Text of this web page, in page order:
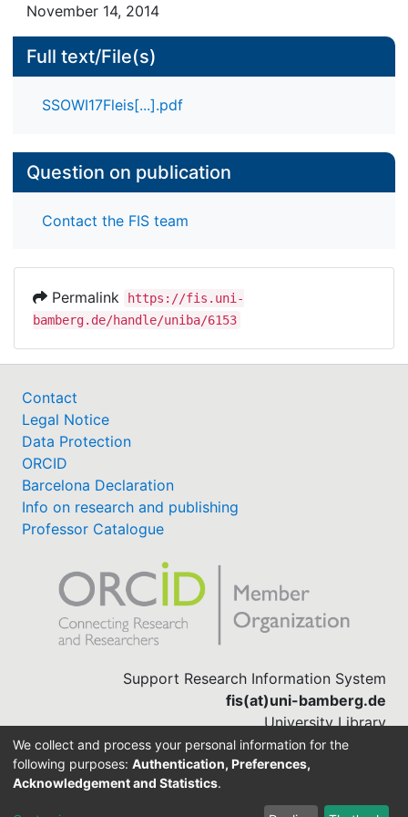
Teams sowie die Herausbildung einer neuen Kultur
betriebswirtschaftlichen Forschung kaum
der empirischen Überprüfung und Integration der
Interkulturalisation auseinander.
well as the empirical analysis thereof.
November 14, 2014
Full text/File(s)
SSOWI17Fleis[...].pdf
Question on publication
Contact the FIS team
Permalink
https://fis.uni-
bamberg.de/handle/uniba/6153
Contact
Legal Notice
Data Protection
ORCID
Barcelona Declaration
Info on research and publishing
Professor Catalogue
Support Research Information System
fis(at)uni-bamberg.de
University Library
(0951) 863-1568
We collect and process your personal information for the
following purposes: Authentication, Preferences,
Acknowledgement and Statistics.